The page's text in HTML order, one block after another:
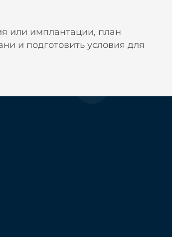
или имплантации, план
и подготовить условия для